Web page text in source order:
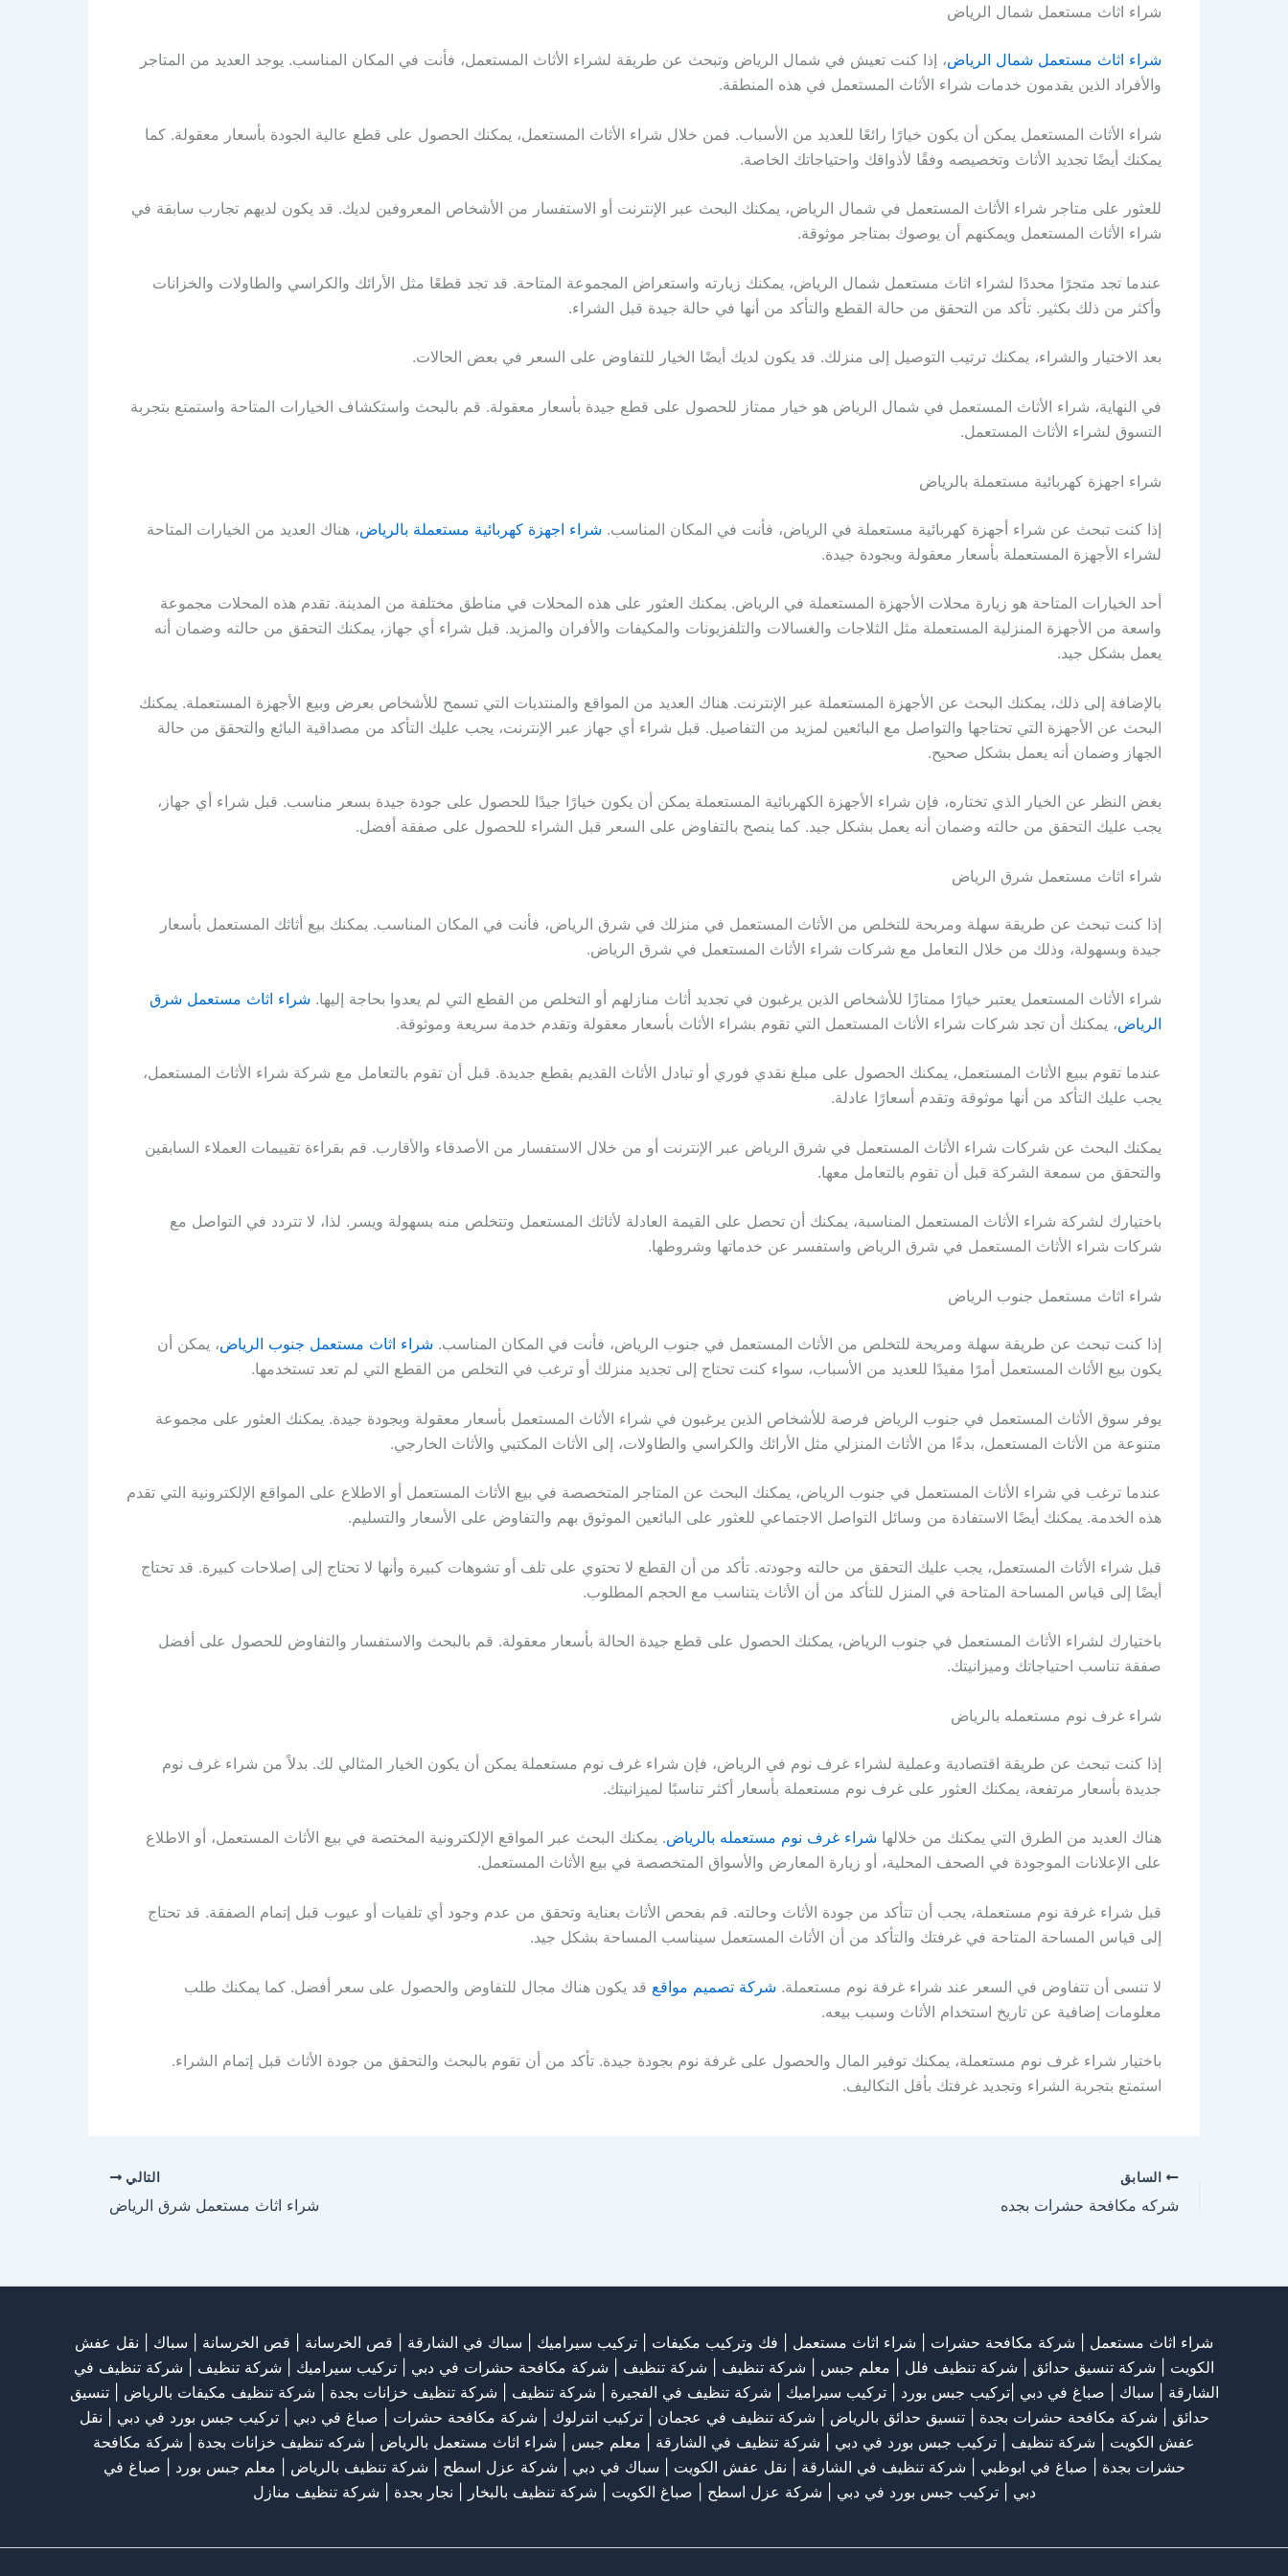
شراء اثاث مستعمل شمال الرياض
شراء اثاث مستعمل شمال الرياض، إذا كنت تعيش في شمال الرياض وتبحث عن طريقة لشراء الأثاث المستعمل، فأنت في المكان المناسب. يوجد العديد من المتاجر
والأفراد الذين يقدمون خدمات شراء الأثاث المستعمل في هذه المنطقة.
شراء الأثاث المستعمل يمكن أن يكون خيارًا رائعًا للعديد من الأسباب. فمن خلال شراء الأثاث المستعمل، يمكنك الحصول على قطع عالية الجودة بأسعار معقولة. كما
يمكنك أيضًا تجديد الأثاث وتخصيصه وفقًا لأذواقك واحتياجاتك الخاصة.
للعثور على متاجر شراء الأثاث المستعمل في شمال الرياض، يمكنك البحث عبر الإنترنت أو الاستفسار من الأشخاص المعروفين لديك. قد يكون لديهم تجارب سابقة في
شراء الأثاث المستعمل ويمكنهم أن يوصوك بمتاجر موثوقة.
عندما تجد متجرًا محددًا لشراء اثاث مستعمل شمال الرياض، يمكنك زيارته واستعراض المجموعة المتاحة. قد تجد قطعًا مثل الأرائك والكراسي والطاولات والخزانات
وأكثر من ذلك بكثير. تأكد من التحقق من حالة القطع والتأكد من أنها في حالة جيدة قبل الشراء.
بعد الاختيار والشراء، يمكنك ترتيب التوصيل إلى منزلك. قد يكون لديك أيضًا الخيار للتفاوض على السعر في بعض الحالات.
في النهاية، شراء الأثاث المستعمل في شمال الرياض هو خيار ممتاز للحصول على قطع جيدة بأسعار معقولة. قم بالبحث واستكشاف الخيارات المتاحة واستمتع بتجربة
التسوق لشراء الأثاث المستعمل.
شراء اجهزة كهربائية مستعملة بالرياض
إذا كنت تبحث عن شراء أجهزة كهربائية مستعملة في الرياض، فأنت في المكان المناسب. شراء اجهزة كهربائية مستعملة بالرياض، هناك العديد من الخيارات المتاحة
لشراء الأجهزة المستعملة بأسعار معقولة وبجودة جيدة.
أحد الخيارات المتاحة هو زيارة محلات الأجهزة المستعملة في الرياض. يمكنك العثور على هذه المحلات في مناطق مختلفة من المدينة. تقدم هذه المحلات مجموعة
واسعة من الأجهزة المنزلية المستعملة مثل الثلاجات والغسالات والتلفزيونات والمكيفات والأفران والمزيد. قبل شراء أي جهاز، يمكنك التحقق من حالته وضمان أنه
يعمل بشكل جيد.
بالإضافة إلى ذلك، يمكنك البحث عن الأجهزة المستعملة عبر الإنترنت. هناك العديد من المواقع والمنتديات التي تسمح للأشخاص بعرض وبيع الأجهزة المستعملة. يمكنك
البحث عن الأجهزة التي تحتاجها والتواصل مع البائعين لمزيد من التفاصيل. قبل شراء أي جهاز عبر الإنترنت، يجب عليك التأكد من مصداقية البائع والتحقق من حالة
الجهاز وضمان أنه يعمل بشكل صحيح.
بغض النظر عن الخيار الذي تختاره، فإن شراء الأجهزة الكهربائية المستعملة يمكن أن يكون خيارًا جيدًا للحصول على جودة جيدة بسعر مناسب. قبل شراء أي جهاز،
يجب عليك التحقق من حالته وضمان أنه يعمل بشكل جيد. كما ينصح بالتفاوض على السعر قبل الشراء للحصول على صفقة أفضل.
شراء اثاث مستعمل شرق الرياض
إذا كنت تبحث عن طريقة سهلة ومربحة للتخلص من الأثاث المستعمل في منزلك في شرق الرياض، فأنت في المكان المناسب. يمكنك بيع أثاثك المستعمل بأسعار
جيدة وبسهولة، وذلك من خلال التعامل مع شركات شراء الأثاث المستعمل في شرق الرياض.
شراء الأثاث المستعمل يعتبر خيارًا ممتازًا للأشخاص الذين يرغبون في تجديد أثاث منازلهم أو التخلص من القطع التي لم يعدوا بحاجة إليها. شراء اثاث مستعمل شرق
الرياض، يمكنك أن تجد شركات شراء الأثاث المستعمل التي تقوم بشراء الأثاث بأسعار معقولة وتقدم خدمة سريعة وموثوقة.
عندما تقوم ببيع الأثاث المستعمل، يمكنك الحصول على مبلغ نقدي فوري أو تبادل الأثاث القديم بقطع جديدة. قبل أن تقوم بالتعامل مع شركة شراء الأثاث المستعمل،
يجب عليك التأكد من أنها موثوقة وتقدم أسعارًا عادلة.
يمكنك البحث عن شركات شراء الأثاث المستعمل في شرق الرياض عبر الإنترنت أو من خلال الاستفسار من الأصدقاء والأقارب. قم بقراءة تقييمات العملاء السابقين
والتحقق من سمعة الشركة قبل أن تقوم بالتعامل معها.
باختيارك لشركة شراء الأثاث المستعمل المناسبة، يمكنك أن تحصل على القيمة العادلة لأثاثك المستعمل وتتخلص منه بسهولة ويسر. لذا، لا تتردد في التواصل مع
شركات شراء الأثاث المستعمل في شرق الرياض واستفسر عن خدماتها وشروطها.
شراء اثاث مستعمل جنوب الرياض
إذا كنت تبحث عن طريقة سهلة ومريحة للتخلص من الأثاث المستعمل في جنوب الرياض، فأنت في المكان المناسب. شراء اثاث مستعمل جنوب الرياض، يمكن أن
يكون بيع الأثاث المستعمل أمرًا مفيدًا للعديد من الأسباب، سواء كنت تحتاج إلى تجديد منزلك أو ترغب في التخلص من القطع التي لم تعد تستخدمها.
يوفر سوق الأثاث المستعمل في جنوب الرياض فرصة للأشخاص الذين يرغبون في شراء الأثاث المستعمل بأسعار معقولة وبجودة جيدة. يمكنك العثور على مجموعة
متنوعة من الأثاث المستعمل، بدءًا من الأثاث المنزلي مثل الأرائك والكراسي والطاولات، إلى الأثاث المكتبي والأثاث الخارجي.
عندما ترغب في شراء الأثاث المستعمل في جنوب الرياض، يمكنك البحث عن المتاجر المتخصصة في بيع الأثاث المستعمل أو الاطلاع على المواقع الإلكترونية التي تقدم
هذه الخدمة. يمكنك أيضًا الاستفادة من وسائل التواصل الاجتماعي للعثور على البائعين الموثوق بهم والتفاوض على الأسعار والتسليم.
قبل شراء الأثاث المستعمل، يجب عليك التحقق من حالته وجودته. تأكد من أن القطع لا تحتوي على تلف أو تشوهات كبيرة وأنها لا تحتاج إلى إصلاحات كبيرة. قد تحتاج
أيضًا إلى قياس المساحة المتاحة في المنزل للتأكد من أن الأثاث يتناسب مع الحجم المطلوب.
باختيارك لشراء الأثاث المستعمل في جنوب الرياض، يمكنك الحصول على قطع جيدة الحالة بأسعار معقولة. قم بالبحث والاستفسار والتفاوض للحصول على أفضل
صفقة تناسب احتياجاتك وميزانيتك.
شراء غرف نوم مستعمله بالرياض
إذا كنت تبحث عن طريقة اقتصادية وعملية لشراء غرف نوم في الرياض، فإن شراء غرف نوم مستعملة يمكن أن يكون الخيار المثالي لك. بدلاً من شراء غرف نوم
جديدة بأسعار مرتفعة، يمكنك العثور على غرف نوم مستعملة بأسعار أكثر تناسبًا لميزانيتك.
هناك العديد من الطرق التي يمكنك من خلالها شراء غرف نوم مستعمله بالرياض. يمكنك البحث عبر المواقع الإلكترونية المختصة في بيع الأثاث المستعمل، أو الاطلاع
على الإعلانات الموجودة في الصحف المحلية، أو زيارة المعارض والأسواق المتخصصة في بيع الأثاث المستعمل.
قبل شراء غرفة نوم مستعملة، يجب أن تتأكد من جودة الأثاث وحالته. قم بفحص الأثاث بعناية وتحقق من عدم وجود أي تلفيات أو عيوب قبل إتمام الصفقة. قد تحتاج
إلى قياس المساحة المتاحة في غرفتك والتأكد من أن الأثاث المستعمل سيناسب المساحة بشكل جيد.
لا تنسى أن تتفاوض في السعر عند شراء غرفة نوم مستعملة. شركة تصميم مواقع قد يكون هناك مجال للتفاوض والحصول على سعر أفضل. كما يمكنك طلب
معلومات إضافية عن تاريخ استخدام الأثاث وسبب بيعه.
باختيار شراء غرف نوم مستعملة، يمكنك توفير المال والحصول على غرفة نوم بجودة جيدة. تأكد من أن تقوم بالبحث والتحقق من جودة الأثاث قبل إتمام الشراء.
استمتع بتجربة الشراء وتجديد غرفتك بأقل التكاليف.
السابق
شركه مكافحة حشرات بجده
التالي
شراء اثاث مستعمل شرق الرياض
شراء اثاث مستعمل شركة مكافحة حشرات شراء اثاث مستعمل فك وتركيب مكيفات | تركيب سيراميك | سباك في الشارقة قص الخرسانة | قص الخرسانة | سباك
نقل عفش
الكويت
شركة تنسيق حدائق شركة تنظيف فلل معلم جبس شركة تنظيف شركة تنظيف شركة مكافحة حشرات في دبي تركيب سيراميك شركة تنظيف
شركة تنظيف في
الشارقة | سباك | صباغ في دبي |تركيب جبس بورد |تركيب سيراميك شركة تنظيف في الفجيرة شركة تنظيف شركة تنظيف خزانات بجدة شركة تنظيف مكيفات بالرياض |تنسيق
حدائق
شركة مكافحة حشرات بجدة |تنسيق حدائق بالرياض شركة تنظيف في عجمان | تركيب انترلوك | شركة مكافحة حشرات صباغ في دبي |تركيب جبس بورد في دبي
نقل
عفش الكويت
شركة تنظيف تركيب جبس بورد في دبي شركة تنظيف في الشارقة معلم جبس شراء اثاث مستعمل بالرياض شركه تنظيف خزانات بجدة
شركة مكافحة
حشرات بجدة
صباغ في ابوظبي شركة تنظيف في الشارقة نقل عفش الكويت | سباك في دبي | شركة عزل اسطح شركة تنظيف بالرياض معلم جبس بورد
صباغ في
دبي |تركيب جبس بورد في دبي شركة عزل اسطح صباغ الكويت شركة تنظيف بالبخار نجار بجدة شركة تنظيف منازل